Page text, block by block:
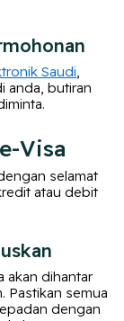
Saudi,
anda, butiran
Visa
selamat
atau debit
akan dihantar
Pastikan semua
dengan